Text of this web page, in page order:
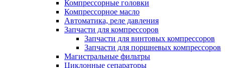
Компрессорные головки
Компрессорное масло
Автоматика, реле давления
Запчасти для компрессоров
Запчасти для винтовых компрессоров
Запчасти для поршневых компрессоров
Магистральные фильтры
Циклонные сепараторы